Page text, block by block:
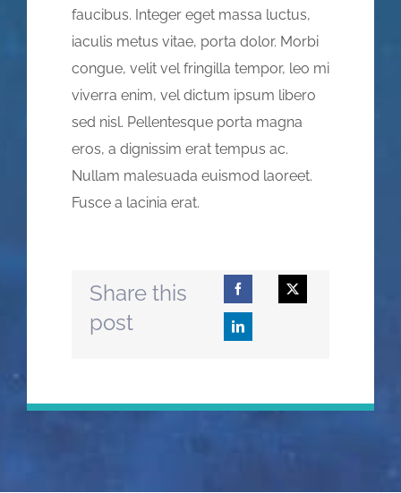
faucibus. Integer eget massa luctus,
iaculis metus vitae, porta dolor. Morbi
congue, velit vel fringilla tempor, leo mi
viverra enim, vel dictum ipsum libero
sed nisl. Pellentesque porta magna
eros, a dignissim erat tempus ac.
Nullam malesuada euismod laoreet.
Fusce a lacinia erat.
Share this
post